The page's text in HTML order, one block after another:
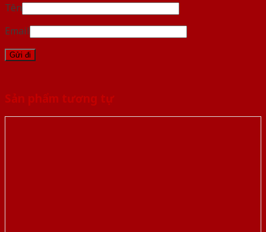
Tên
Email
Sản phẩm tương tự